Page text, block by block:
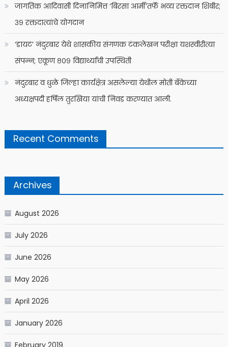
जागतिक आदिवासी दिनानिमित्त ‘बिरसा आर्मी’तर्फे भव्य रक्तदान शिबीर;
३९ रक्तदात्यांचे योगदान
‘डायट’ नंदुरबार येथे शासकीय संगणक टंकलेखन परीक्षा यशस्वीरीत्या
संपन्न; एकूण ८०९ विद्यार्थ्यांची उपस्थिती
नंदुरबार व धुळे जिल्हा कार्यक्षेत्र असलेल्या येथील मोती बँकेच्या
अध्यक्षपदी हर्षिल तुरखिया यांची निवड करण्यात आली.
Recent Comments
Archives
August 2026
July 2026
June 2026
May 2026
April 2026
January 2026